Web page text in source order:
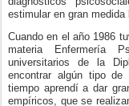
estimular en gran
Cuando en el año 1986
materia Enfermería
universitarios de la
encontrar algún tipo
tiempo aprendí a dar
empíricos, que se